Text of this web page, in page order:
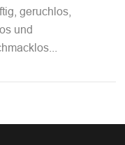
geruchlos,
und